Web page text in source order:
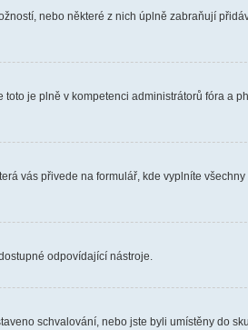
nebo některé z nich úplně zabraňují
je plně v kompetenci administrátorů fóra a
vás přivede na formulář, kde vyplníte
odpovídající nástroje.
schvalování, nebo jste byli umístěny do